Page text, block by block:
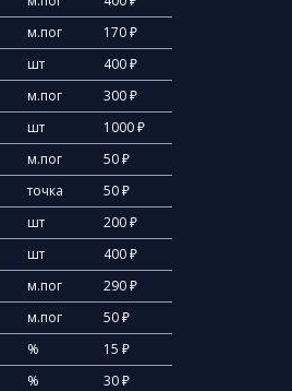
м.пог
170 ₽
шт
400 ₽
м.пог
300 ₽
шт
1000 ₽
м.пог
50 ₽
точка
50 ₽
шт
200 ₽
шт
400 ₽
м.пог
290 ₽
м.пог
50 ₽
%
15 ₽
% 30 ₽